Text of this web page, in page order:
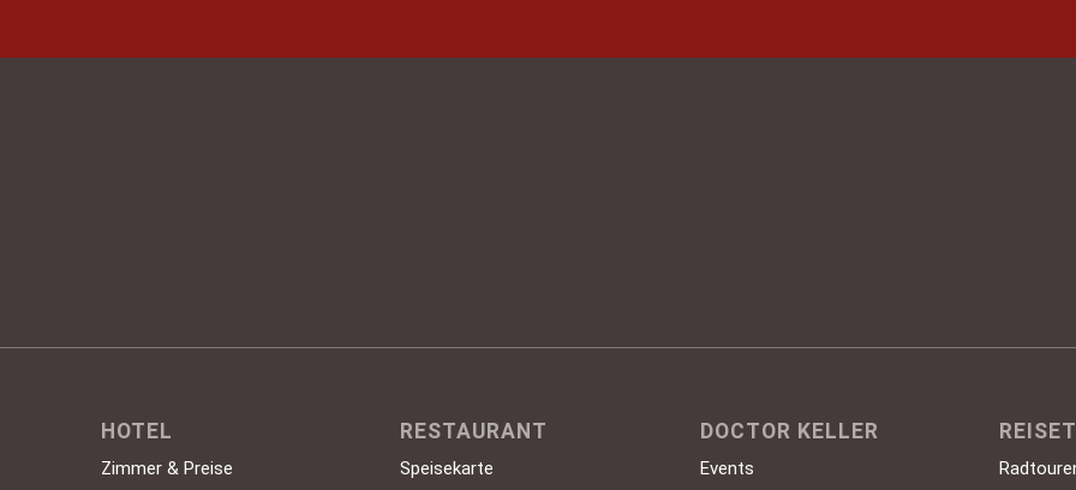
HOTEL
Zimmer & Preise
RESTAURANT
Speisekarte
DOCTOR KELLER
Events